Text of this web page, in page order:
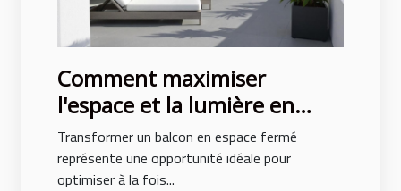
Comment maximiser
l'espace et la lumière en
fermant un balcon ?
Transformer un balcon en espace fermé
représente une opportunité idéale pour
optimiser à la fois...